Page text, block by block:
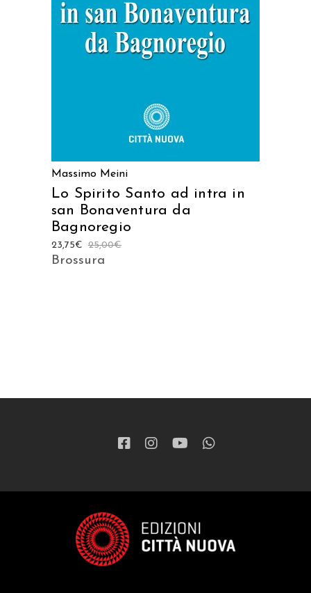
AGGIUNGI AL CARRELLO
Massimo Meini
Lo Spirito Santo ad intra in
san Bonaventura da
Bagnoregio
25,00€
23,75€
Brossura